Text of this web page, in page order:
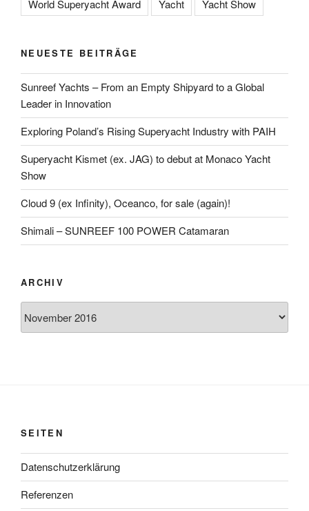
World Superyacht Award
Yacht Yacht Show
NEUESTE BEITRÄGE
Sunreef Yachts – From an Empty Shipyard to a Global
Leader in Innovation
Exploring Poland’s Rising Superyacht Industry with PAIH
Superyacht Kismet (ex. JAG) to debut at Monaco Yacht
Show
Cloud 9 (ex Infinity), Oceanco, for sale (again)!
Shimali – SUNREEF 100 POWER Catamaran
ARCHIV
SEITEN
Datenschutzerklärung
Referenzen